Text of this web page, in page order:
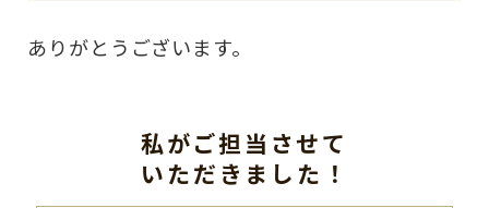
ありがとうございます。
私がご担当させて
いただきました！